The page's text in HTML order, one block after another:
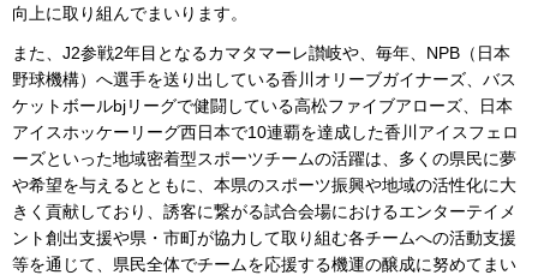
向上に取り組んでまいります。
また、J2参戦2年目となるカマタマーレ讃岐や、毎年、NPB（日本
野球機構）へ選手を送り出している香川オリーブガイナーズ、バス
ケットボールbjリーグで健闘している高松ファイブアローズ、日本
アイスホッケーリーグ西日本で10連覇を達成した香川アイスフェロ
ーズといった地域密着型スポーツチームの活躍は、多くの県民に夢
や希望を与えるとともに、本県のスポーツ振興や地域の活性化に大
きく貢献しており、誘客に繋がる試合会場におけるエンターテイメ
ント創出支援や県・市町が協力して取り組む各チームへの活動支援
等を通じて、県民全体でチームを応援する機運の醸成に努めてまい